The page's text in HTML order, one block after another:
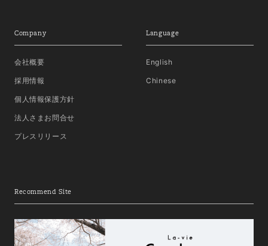
Company
会社概要
採用情報
個人情報保護方針
法人さまお問合せ
プレスリリース
Language
English
Chinese
Recommend Site